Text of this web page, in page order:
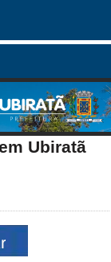
Ubiratã